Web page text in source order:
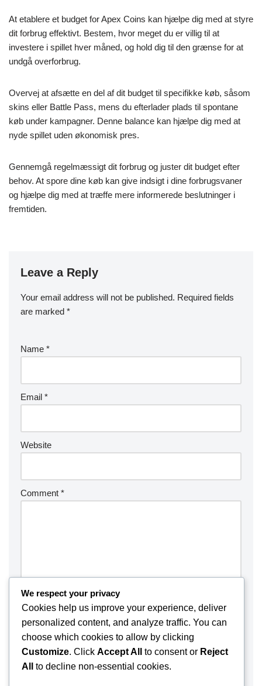
At etablere et budget for Apex Coins kan hjælpe dig med at styre
dit forbrug effektivt. Bestem, hvor meget du er villig til at
investere i spillet hver måned, og hold dig til den grænse for at
undgå overforbrug.
Overvej at afsætte en del af dit budget til specifikke køb, såsom
skins eller Battle Pass, mens du efterlader plads til spontane
køb under kampagner. Denne balance kan hjælpe dig med at
nyde spillet uden økonomisk pres.
Gennemgå regelmæssigt dit forbrug og juster dit budget efter
behov. At spore dine køb kan give indsigt i dine forbrugsvaner
og hjælpe dig med at træffe mere informerede beslutninger i
fremtiden.
Leave a Reply
Your email address will not be published. Required fields
are marked *
Name *
Email *
Website
Comment *
Save my name, email, and website in this browser for the
next time I comment.
We respect your privacy
Cookies help us improve your experience, deliver
personalized content, and analyze traffic. You can
choose which cookies to allow by clicking
Customize. Click Accept All to consent or Reject
All
to decline non-essential cookies.